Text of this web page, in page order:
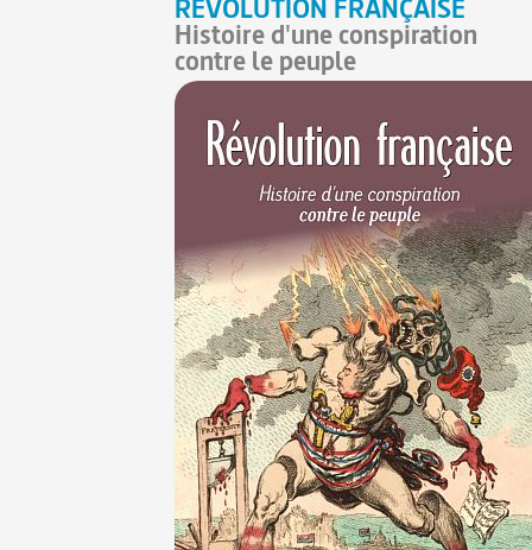
RÉVOLUTION FRANÇAISE
Histoire d'une conspiration
contre le peuple